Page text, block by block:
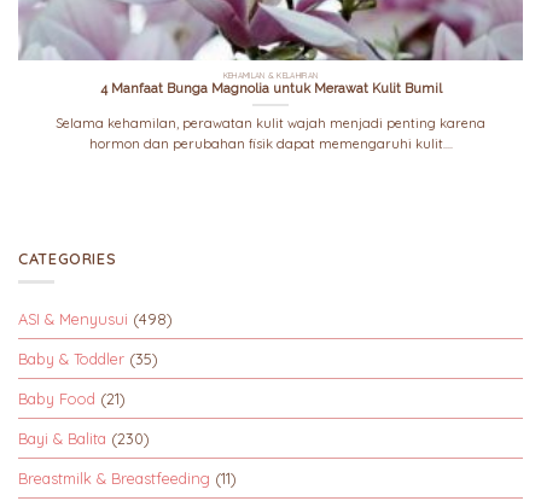
KEHAMILAN & KELAHIRAN
4 Manfaat Bunga Magnolia untuk Merawat Kulit Bumil
Selama kehamilan, perawatan kulit wajah menjadi penting karena
hormon dan perubahan fisik dapat memengaruhi kulit....
CATEGORIES
ASI & Menyusui (498)
Baby & Toddler (35)
Baby Food (21)
Bayi & Balita (230)
Breastmilk & Breastfeeding (11)